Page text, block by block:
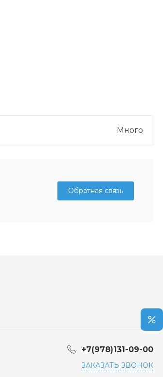
Много
Обратная связь
+7(978)131-09-00
ЗАКАЗАТЬ ЗВОНОК